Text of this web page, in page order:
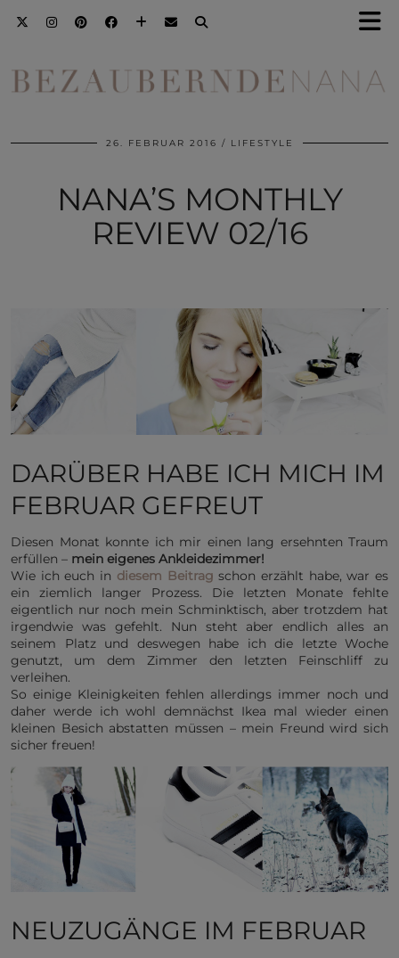
26. FEBRUAR 2016 LIFESTYLE
NANA’S MONTHLY
REVIEW 02/16
DARÜBER HABE ICH MICH IM
FEBRUAR GEFREUT
Diesen Monat konnte ich mir einen lang ersehnten Traum
erfüllen – mein eigenes Ankleidezimmer!
Wie ich euch in diesem Beitrag schon erzählt habe, war es
ein ziemlich langer Prozess. Die letzten Monate fehlte
eigentlich nur noch mein Schminktisch, aber trotzdem hat
irgendwie was gefehlt. Nun steht aber endlich alles an
seinem Platz und deswegen habe ich die letzte Woche
genutzt, um dem Zimmer den letzten Feinschliff zu
verleihen.
So einige Kleinigkeiten fehlen allerdings immer noch und
daher werde ich wohl demnächst Ikea mal wieder einen
kleinen Besich abstatten müssen – mein Freund wird sich
sicher freuen!
NEUZUGÄNGE IM FEBRUAR